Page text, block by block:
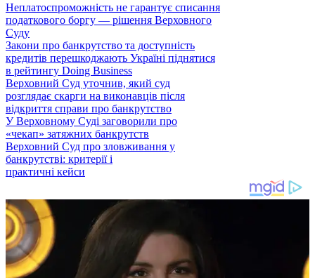
Неплатоспроможність не гарантує списання
податкового боргу — рішення Верховного
Суду
Закони про банкрутство та доступність
кредитів перешкоджають Україні піднятися
в рейтингу Doing Business
Верховний Суд уточнив, який суд
розглядає скарги на виконавців після
відкриття справи про банкрутство
У Верховному Суді заговорили про
«чекап» затяжних банкрутств
Верховний Суд про зловживання у
банкрутстві: критерії і
практичні кейси